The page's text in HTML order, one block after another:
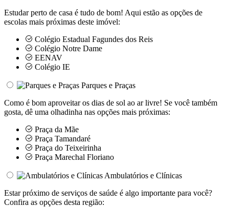
Estudar perto de casa é tudo de bom! Aqui estão as opções de
escolas mais próximas deste imóvel:
Colégio Estadual Fagundes dos Reis
Colégio Notre Dame
EENAV
Colégio IE
Parques e Praças
Como é bom aproveitar os dias de sol ao ar livre! Se você também
gosta, dê uma olhadinha nas opções mais próximas:
Praça da Mãe
Praça Tamandaré
Praça do Teixeirinha
Praça Marechal Floriano
Ambulatórios e Clínicas
Estar próximo de serviços de saúde é algo importante para você?
Confira as opções desta região: